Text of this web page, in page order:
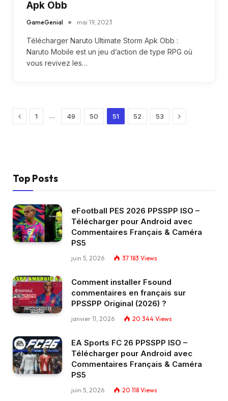
Apk Obb
GameGenial mai 19, 2023
Télécharger Naruto Ultimate Storm Apk Obb :
Naruto Mobile est un jeu d’action de type RPG où
vous revivez les…
Previous
1 … 49 50 51 52 53 Next
Top Posts
eFootball PES 2026 PPSSPP ISO –
Télécharger pour Android avec
Commentaires Français & Caméra
PS5
juin 5, 2026 37 183 Views
Comment installer Fsound
commentaires en français sur
PPSSPP Original (2026) ?
janvier 11, 2026 20 344 Views
EA Sports FC 26 PPSSPP ISO –
Télécharger pour Android avec
Commentaires Français & Caméra
PS5
juin 5, 2026 20 118 Views